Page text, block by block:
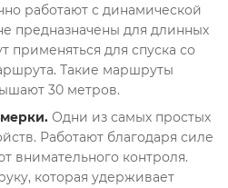
работают с динамической
предназначены для длинных
применяться для спуска со
Такие маршруты
30 метров.
Одни из самых простых
Работают благодаря силе
внимательного контроля.
которая удерживает